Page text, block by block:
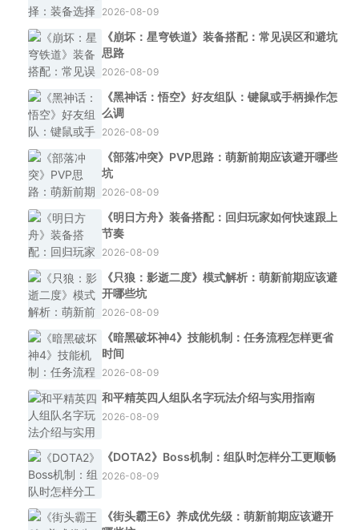
2026-08-09
《崩坏：星穹铁道》装备搭配：常见误区和避坑
思路
2026-08-09
《黑神话：悟空》好友组队：键鼠或手柄操作怎
么调
2026-08-09
《部落冲突》PVP思路：萌新前期应该避开哪些
坑
2026-08-09
《明日方舟》装备搭配：回归玩家如何快速跟上
节奏
2026-08-09
《只狼：影逝二度》模式解析：萌新前期应该避
开哪些坑
2026-08-09
《暗黑破坏神4》技能机制：任务流程怎样更省
时间
2026-08-09
和平精英四人组队名字玩法介绍与实用指南
2026-08-09
《DOTA2》Boss机制：组队时怎样分工更顺畅
2026-08-09
《街头霸王6》养成优先级：萌新前期应该避开